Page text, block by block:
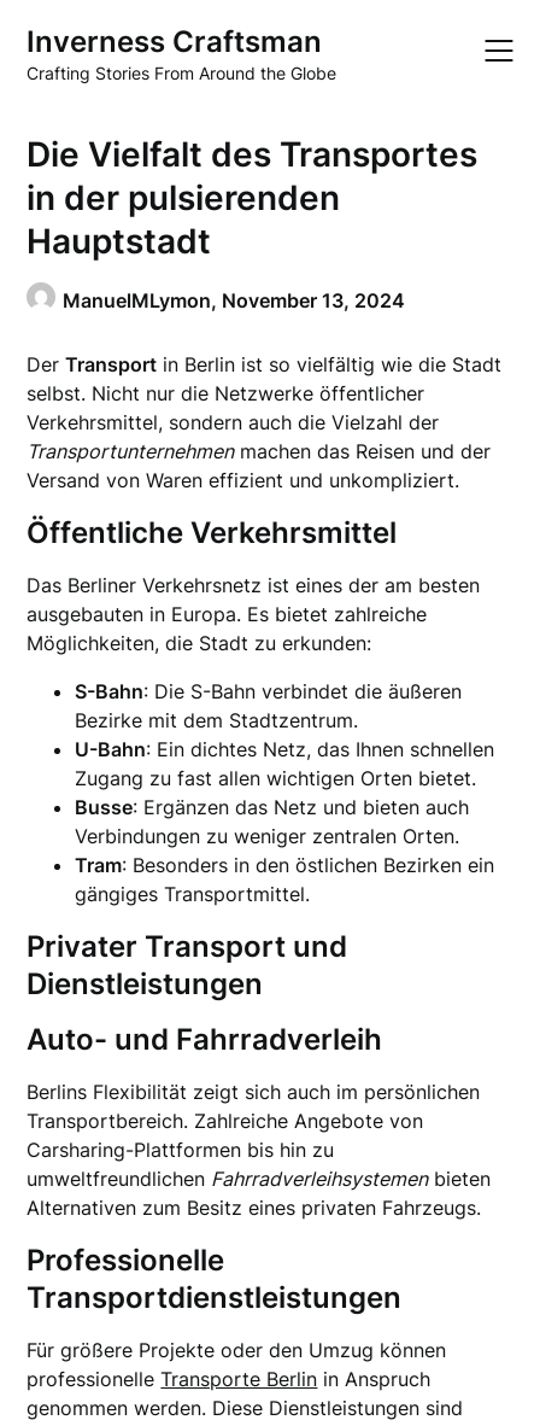
content
Inverness Craftsman
Crafting Stories From Around the Globe
Die Vielfalt des Transportes
in der pulsierenden
Hauptstadt
ManuelMLymon, November 13, 2024
DerTransport in Berlin ist so vielfältig wie die Stadt
selbst. Nicht nur die Netzwerke öffentlicher
Verkehrsmittel, sondern auch die Vielzahl der
Transportunternehmenmachen das Reisen und der
Versand von Waren effizient und unkompliziert.
Öffentliche Verkehrsmittel
Das Berliner Verkehrsnetz ist eines der am besten
ausgebauten in Europa. Es bietet zahlreiche
Möglichkeiten, die Stadt zu erkunden:
S-Bahn: Die S-Bahn verbindet die äußeren
Bezirke mit dem Stadtzentrum.
U-Bahn: Ein dichtes Netz, das Ihnen schnellen
Zugang zu fast allen wichtigen Orten bietet.
Busse: Ergänzen das Netz und bieten auch
Verbindungen zu weniger zentralen Orten.
Tram: Besonders in den östlichen Bezirken ein
gängiges Transportmittel.
Privater Transport und
Dienstleistungen
Auto- und Fahrradverleih
Berlins Flexibilität zeigt sich auch im persönlichen
Transportbereich. Zahlreiche Angebote von
Carsharing-Plattformen bis hin zu
umweltfreundlichen Fahrradverleihsystemenbieten
Alternativen zum Besitz eines privaten Fahrzeugs.
Professionelle
Transportdienstleistungen
Für größere Projekte oder den Umzug können
professionelleTransporte Berlin in Anspruch
genommen werden. Diese Dienstleistungen sind